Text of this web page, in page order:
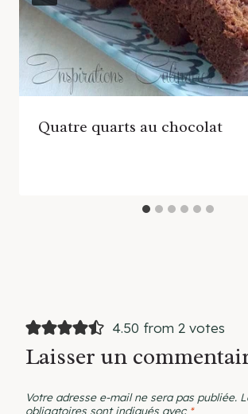
Quatre quarts au chocolat
4.50 from 2 votes
Laisser un
Votre adresse e-mail ne sera pas publiée.
obligatoires sont indiqués avec *